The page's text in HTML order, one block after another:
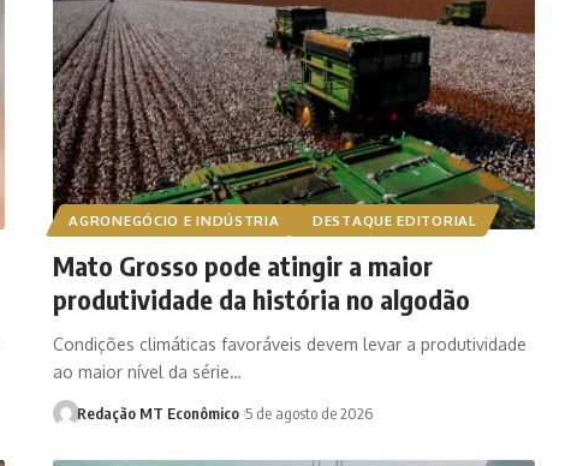
AGRONEGÓCIO E INDÚSTRIA DESTAQUE EDITORIAL
Mato Grosso pode atingir a maior
produtividade da história no algodão
Condições climáticas favoráveis devem levar a produtividade
ao maior nível da série…
Redação MT Econômico 5 de agosto de 2026